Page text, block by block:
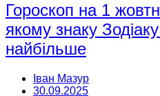
Гороскоп на 1
якому знаку
найбільше
Іван Мазур
30.09.2025